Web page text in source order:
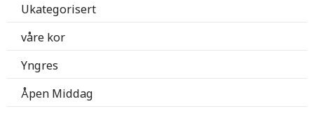
Ukategorisert
våre kor
Yngres
Åpen Middag